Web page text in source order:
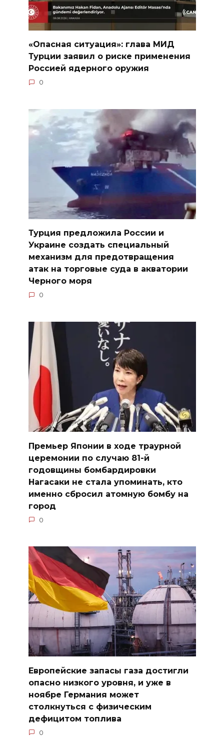
«Опасная ситуация»: глава МИД
Турции заявил о риске применения
Россией ядерного оружия
0
Турция предложила России и
Украине создать специальный
механизм для предотвращения
атак на торговые суда в акватории
Черного моря
0
Премьер Японии в ходе траурной
церемонии по случаю 81-й
годовщины бомбардировки
Нагасаки не стала упоминать, кто
именно сбросил атомную бомбу на
город
0
Европейские запасы газа достигли
опасно низкого уровня, и уже в
ноябре Германия может
столкнуться с физическим
дефицитом топлива
0